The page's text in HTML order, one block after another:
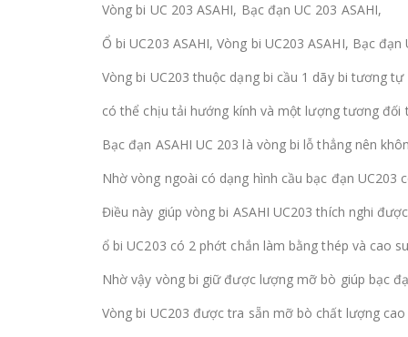
Vòng bi UC 203 ASAHI, Bạc đạn UC 203 ASAHI,
Ổ bi UC203 ASAHI, Vòng bi UC203 ASAHI, Bạc đạn
Vòng bi UC203 thuộc dạng bi cầu 1 dãy bi tương tự
có thể chịu tải hướng kính và một lượng tương đối
Bạc đạn ASAHI UC 203 là vòng bi lỗ thẳng nên
Nhờ vòng ngoài có dạng hình cầu bạc đạn UC203
Điều này giúp vòng bi ASAHI UC203 thích nghi
ổ bi UC203 có 2 phớt chắn làm bằng thép và cao
Nhờ vậy vòng bi giữ được lượng mỡ bò giúp bạc
Vòng bi UC203 được tra sẵn mỡ bò chất lượng